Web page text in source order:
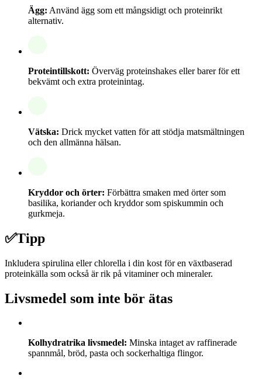
Ägg: Använd ägg som ett mångsidigt och proteinrikt
alternativ.
Proteintillskott: Överväg proteinshakes eller barer för ett
bekvämt och extra proteinintag.
Vätska: Drick mycket vatten för att stödja matsmältningen
och den allmänna hälsan.
Kryddor och örter: Förbättra smaken med örter som
basilika, koriander och kryddor som spiskummin och
gurkmeja.
✅Tipp
Inkludera spirulina eller chlorella i din kost för en växtbaserad
proteinkälla som också är rik på vitaminer och mineraler.
Livsmedel som inte bör ätas
Kolhydratrika livsmedel: Minska intaget av raffinerade
spannmål, bröd, pasta och sockerhaltiga flingor.